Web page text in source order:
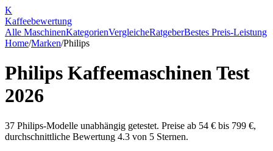
K
Kaffeebewertung
Alle MaschinenKategorienVergleicheRatgeberBestes Preis-Leistung
Home/Marken/Philips
Philips Kaffeemaschinen Test
2026
37 Philips-Modelle unabhängig getestet. Preise ab 54 € bis 799 €,
durchschnittliche Bewertung 4.3 von 5 Sternen.